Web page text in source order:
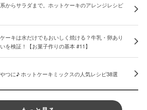
からサラダまで。ホットケーキのアレンジレシピ
ーキは水だけでもおいしく焼ける？牛乳・卵あり
を検証！【お菓子作りの基本 #11】
つに♪ ホットケーキミックスの人気レシピ38選